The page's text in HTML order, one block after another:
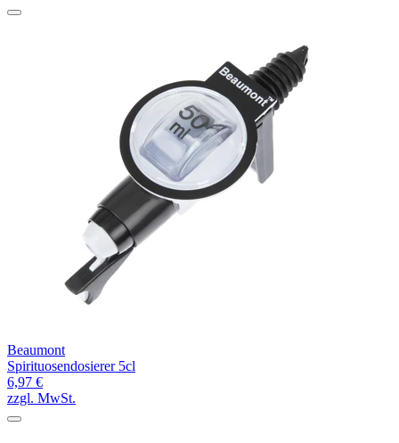
Beaumont
Spirituosendosierer 5cl
6,97 €
zzgl. MwSt.